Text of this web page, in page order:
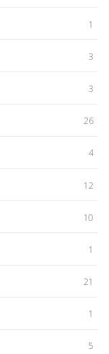
1
3
3
26
4
12
10
1
21
1
5